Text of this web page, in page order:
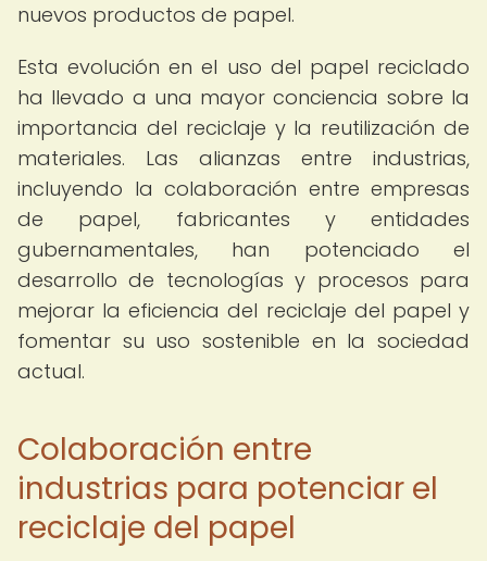
nuevos productos de papel.
Esta evolución en el uso del papel reciclado
ha llevado a una mayor conciencia sobre la
importancia del reciclaje y la reutilización de
materiales. Las alianzas entre industrias,
incluyendo la colaboración entre empresas
de papel, fabricantes y entidades
gubernamentales, han potenciado el
desarrollo de tecnologías y procesos para
mejorar la eficiencia del reciclaje del papel y
fomentar su uso sostenible en la sociedad
actual.
Colaboración entre
industrias para potenciar el
reciclaje del papel